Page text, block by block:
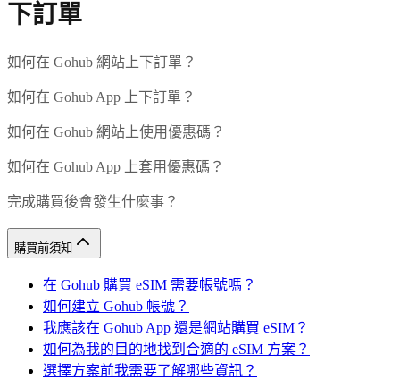
下訂單
如何在 Gohub 網站上下訂單？
如何在 Gohub App 上下訂單？
如何在 Gohub 網站上使用優惠碼？
如何在 Gohub App 上套用優惠碼？
完成購買後會發生什麼事？
購買前須知
在 Gohub 購買 eSIM 需要帳號嗎？
如何建立 Gohub 帳號？
我應該在 Gohub App 還是網站購買 eSIM？
如何為我的目的地找到合適的 eSIM 方案？
選擇方案前我需要了解哪些資訊？